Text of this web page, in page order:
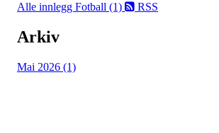
Alle innlegg Fotball (1) RSS
Arkiv
Mai 2026 (1)